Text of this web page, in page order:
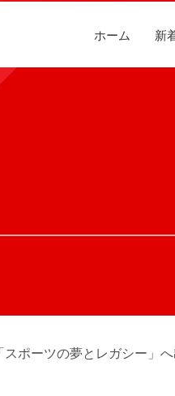
ホーム 新
ポーツの夢とレガシー」